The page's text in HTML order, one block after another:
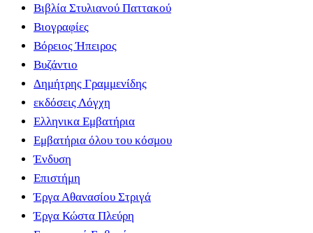
Βιβλία Στυλιανού Παττακού
Βιογραφίες
Βόρειος Ήπειρος
Βυζάντιο
Δημήτρης Γραμμενίδης
εκδόσεις Λόγχη
Ελληνικα Εμβατήρια
Εμβατήρια όλου του κόσμου
Ένδυση
Επιστήμη
Έργα Αθανασίου Στριγά
Έργα Κώστα Πλεύρη